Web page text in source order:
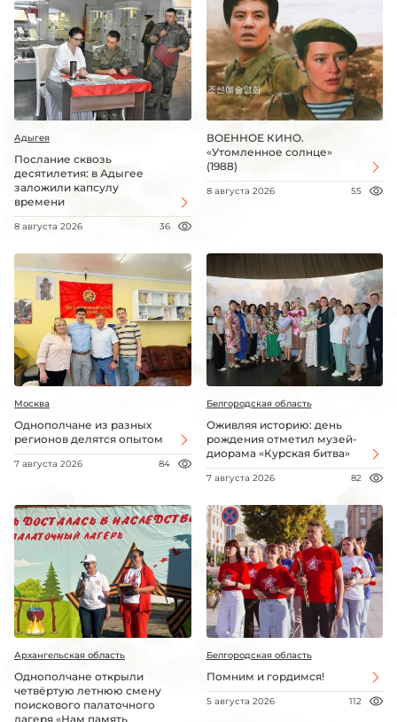
Адыгея
Послание сквозь
десятилетия: в Адыгее
заложили капсулу
времени
8 августа 2026 36
ВОЕННОЕ КИНО.
«Утомленное солнце»
(1988)
8 августа 2026 55
Москва
Однополчане из разных
регионов делятся опытом
7 августа 2026 84
Белгородская область
Оживляя историю: день
рождения отметил музей-
диорама «Курская битва»
7 августа 2026 82
Архангельская область
Однополчане открыли
четвёртую летнюю смену
поискового палаточного
лагеря «Нам память
Белгородская область
Помним и гордимся!
5 августа 2026 112